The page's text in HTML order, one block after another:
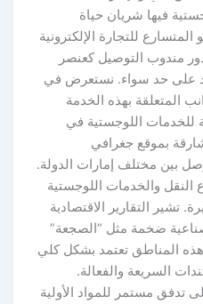
فيها شريان حياة
للتجارة الإلكترونية
مندوب التوصيل كعنصر
على حد سواء. نستعرض في
المتعلقة بهذه الخدمة
للخدمات اللوجستية في
بموقع جغرافي
بين مختلف إمارات الدولة.
والخدمات اللوجستية
تشير التقارير الاقتصادية
ضخمة مثل “الصجعة”
هذه المناطق تعتمد بشكل كلي
السريعة والفعالة.
تدفق مستمر للمواد الأولية